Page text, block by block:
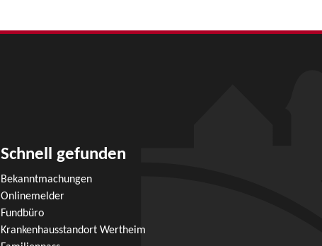
Schnell gefunden
Bekanntmachungen
Onlinemelder
Fundbüro
Krankenhausstandort Wertheim